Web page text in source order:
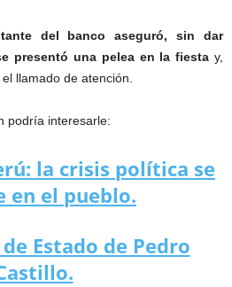
del banco aseguró, sin dar
presentó una pelea en la fiesta y,
llamado de atención.
podría interesarle:
la crisis política se
en el pueblo.
Estado de Pedro